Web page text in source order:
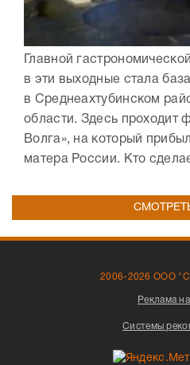
Главной
в эти выходные стала
в Среднеахтубинском
области. Здесь проходит
Волга», на который
матера России. Кто
2006-2026 ООО
Реклама
Системы